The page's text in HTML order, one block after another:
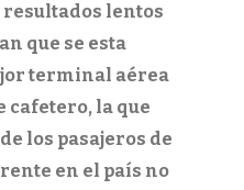
resultados lentos
que se esta
terminal aérea
cafetero, la que
los pasajeros de
en el país no